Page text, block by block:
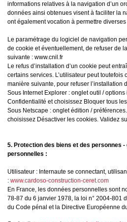
informations relatives à la navigation d’un
données ainsi obtenues visent à faciliter la
ont également vocation à permettre
Le paramétrage du logiciel de navigation
de cookie et éventuellement, de refuser de
suivante : www.cnil.fr
Le refus d’installation d’un cookie peut
certains services. L’utilisateur peut
manière suivante, pour refuser l’installation
Sous Internet Explorer : onglet outil /
Confidentialité et choisissez Bloquer tous
Sous Netscape : onglet édition /
choisissez Désactiver les cookies. Validez
5. Protection des biens et des personnes -
personnelles :
Utilisateur : Internaute se connectant,
: www.cardoso-construction-ceret.com
En France, les données personnelles sont
78-87 du 6 janvier 1978, la loi n° 2004-801
du Code pénal et la Directive Européenne